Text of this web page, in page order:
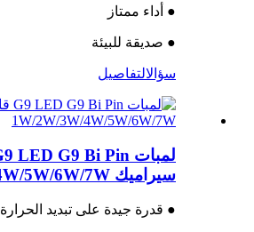
● أداء ممتاز
● صديقة للبيئة
سؤالالتفاصيل
سيراميك 1W/2W/3W/4W/5W/6W/7W
● قدرة جيدة على تبديد الحرارة